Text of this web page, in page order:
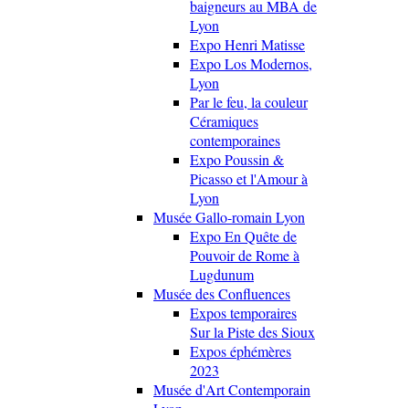
baigneurs au MBA de
Lyon
Expo Henri Matisse
Expo Los Modernos,
Lyon
Par le feu, la couleur
Céramiques
contemporaines
Expo Poussin &
Picasso et l'Amour à
Lyon
Musée Gallo-romain Lyon
Expo En Quête de
Pouvoir de Rome à
Lugdunum
Musée des Confluences
Expos temporaires
Sur la Piste des Sioux
Expos éphémères
2023
Musée d'Art Contemporain